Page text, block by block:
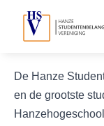
De Hanze
en de grootste